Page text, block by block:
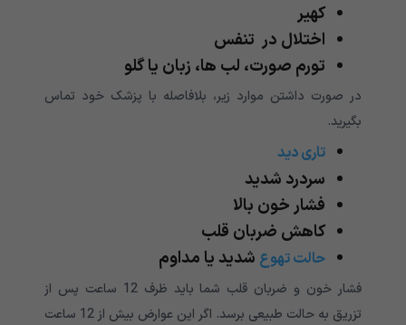
کهیر
اختلال در تنفس
تورم صورت، لب ها، زبان یا گلو
در صورت داشتن موارد زیر، بلافاصله با پزشک خود تماس
بگیرید.
تاری دید
سردرد شدید
فشار خون بالا
کاهش ضربان قلب
حالت تهوع شدید یا مداوم
فشار خون و ضربان قلب شما باید ظرف 12 ساعت پس از
تزریق به حالت طبیعی برسد. اگر این عوارض بیش از 12 ساعت